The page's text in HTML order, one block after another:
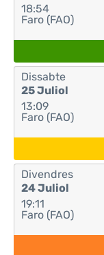
18:54
Faro (FAO)
Dissabte
25 Juliol
13:09
Faro (FAO)
Divendres
24 Juliol
19:11
Faro (FAO)